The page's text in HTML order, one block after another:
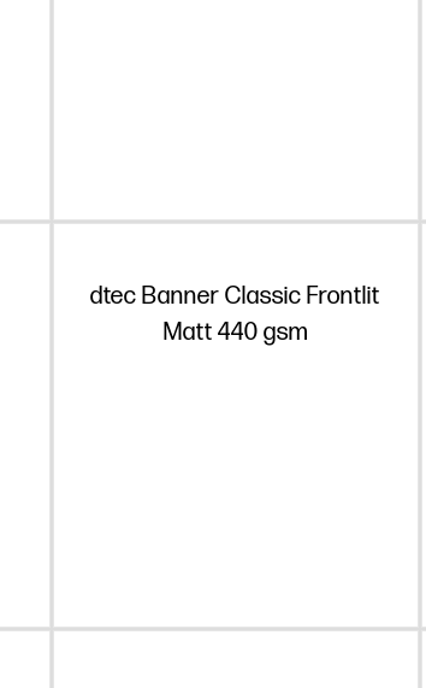
dtec Banner Classic Frontlit
Matt 440 gsm